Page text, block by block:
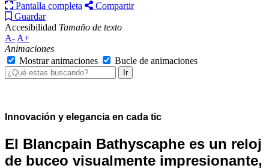
Pantalla completa
Compartir
Guardar
Accesibilidad Tamaño de texto
A- A+
Animaciones
Mostrar animaciones
Bucle de animaciones
Ir
Innovación y elegancia en cada tic
El Blancpain Bathyscaphe es un reloj
de buceo visualmente impresionante,